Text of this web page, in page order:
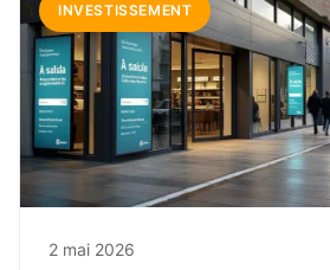
INVESTISSEMENT
2 mai 2026